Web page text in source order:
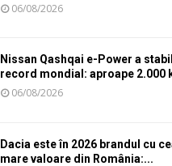
06/08/2026
Nissan Qashqai e-Power a
record mondial: aproape 2.000
06/08/2026
Dacia este în 2026 brandul cu
mare valoare din România:...